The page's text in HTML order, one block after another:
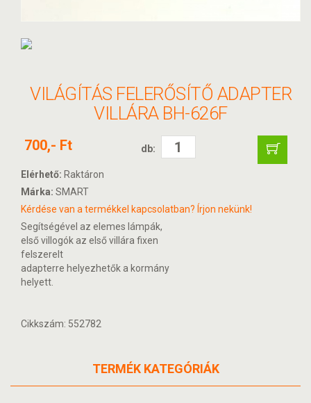
VILÁGÍTÁS FELERŐSÍTŐ ADAPTER
VILLÁRA BH-626F
700,- Ft db:
Elérhető: Raktáron
Márka: SMART
Kérdése van a termékkel kapcsolatban? Írjon nekünk!
Segítségével az elemes lámpák,
első villogók az első villára fixen
felszerelt
adapterre helyezhetők a kormány
helyett.
Cikkszám: 552782
TERMÉK KATEGÓRIÁK